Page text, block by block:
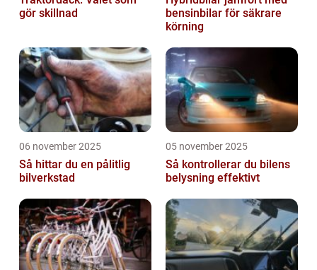
gör skillnad
bensinbilar för säkrare
körning
06 november 2025
Så hittar du en pålitlig
bilverkstad
05 november 2025
Så kontrollerar du bilens
belysning effektivt